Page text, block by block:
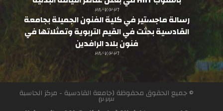
٢٨/٠٧/٢٠٢٦
رسالة ماجستير في كلية الفنون الجميلة بجامعة
القادسية بحثت في القيم التربوية وتمثلاتها في
فنون بلاد الرافدين
٢٨/٠٧/٢٠٢٦
© جميع الحقوق محفوظة (جامعة القادسية - مركز الحاسبة
٢٠٢٣)